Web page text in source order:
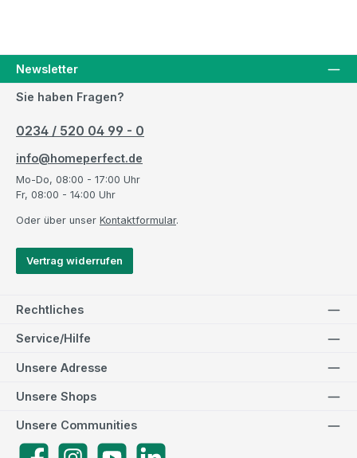
Newsletter
Sie haben Fragen?
0234 / 520 04 99 - 0
info@homeperfect.de
Mo-Do, 08:00 - 17:00 Uhr
Fr, 08:00 - 14:00 Uhr
Oder über unser Kontaktformular.
Vertrag widerrufen
Rechtliches
Service/Hilfe
Unsere Adresse
Unsere Communities
Unsere Shops